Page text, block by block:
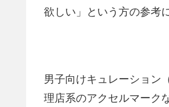
欲しい」という方の参考
男子向けキュレーション
理店系のアクセルマーク